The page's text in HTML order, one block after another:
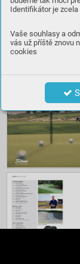
Identifikátor je zcela
Vaše souhlasy a
vás už příště znovu
cookies
Obsah